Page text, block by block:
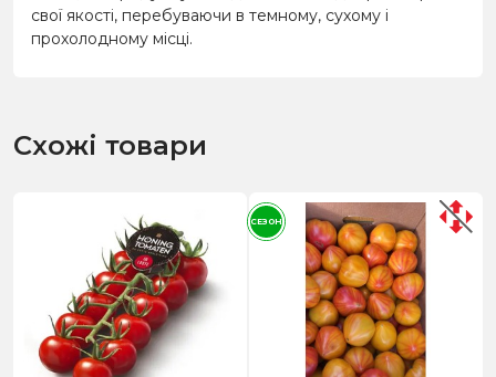
свої якості, перебуваючи в темному, сухому і
прохолодному місці.
Схожі товари
СЕЗОН